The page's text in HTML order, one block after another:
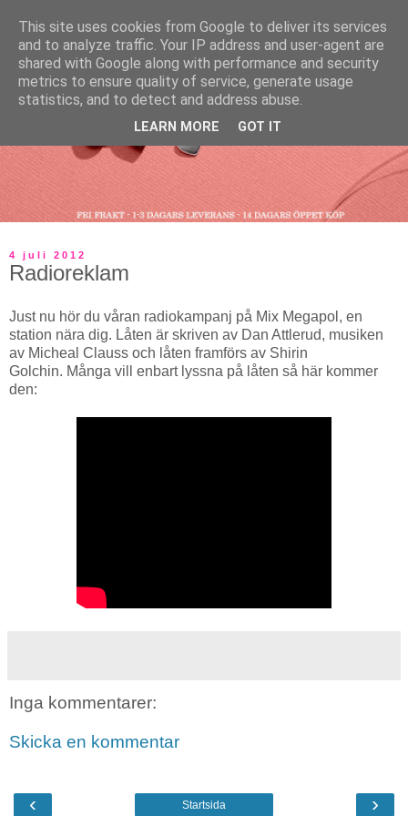
4 juli 2012
Radioreklam
Just nu hör du våran radiokampanj på Mix Megapol, en
station nära dig. Låten är skriven av Dan Attlerud, musiken
av Micheal Clauss och låten framförs av Shirin
Golchin. Många vill enbart lyssna på låten så här kommer
den:
Inga kommentarer:
Skicka en kommentar
‹ ›
Startsida
This site uses cookies from Google to deliver its services
and to analyze traffic. Your IP address and user-agent are
shared with Google along with performance and security
metrics to ensure quality of service, generate usage
statistics, and to detect and address abuse.
LEARN MORE GOT IT